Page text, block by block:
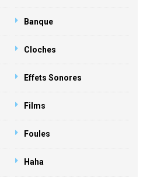
Banque
Cloches
Effets Sonores
Films
Foules
Haha